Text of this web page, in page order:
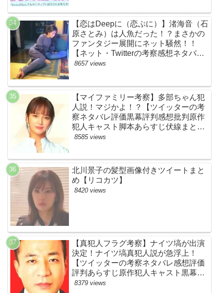
BE:FIRST・ビーファースト】
【恋はDeepに（恋ぷに）】渚海音（石
原さとみ）は人魚だった！？まさかの
ファンタジー展開にネット騒然！！
【ネット・Twitterの考察感想ネタバレ
評価評判あらすじまとめ】
8657 views
【マイファミリー考察】多部ちゃん犯
人説！マジかよ！？【ツイッターの考
察ネタバレ評価黒幕評判感想批判原作
犯人キャスト脚本あらすじ伏線まと
め・多部未華子】
8585 views
北川景子の髪型画像付きツイートまと
め【リコカツ】
8420 views
【真犯人フラグ考察】ナイツ塙が出演
決定！ナイツ塙真犯人説が急浮上！
【ツイッターの考察ネタバレ感想評価
評判あらすじ原作犯人キャスト黒幕伏
線まとめ】
8379 views